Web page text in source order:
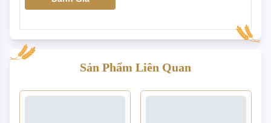
Sản Phẩm Liên Quan